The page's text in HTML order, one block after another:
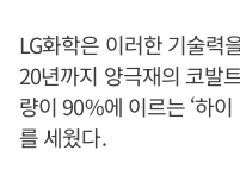
LG화학은 이러한 기술력
20년까지 양극재의 코발
량이 90%에 이르는 ‘하
를 세웠다.